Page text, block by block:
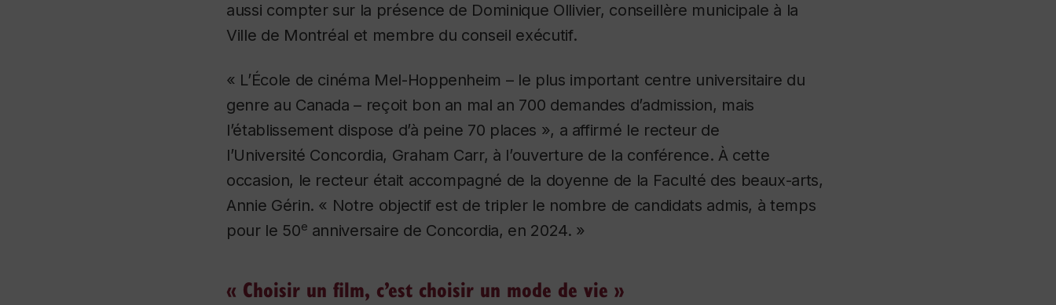
aussi compter sur la présence de Dominique Ollivier, conseillère municipale à la
Ville de Montréal et membre du conseil exécutif.
« L’École de cinéma Mel-Hoppenheim – le plus important centre universitaire du
genre au Canada – reçoit bon an mal an 700 demandes d’admission, mais
l’établissement dispose d’à peine 70 places », a affirmé le recteur de
l’Université Concordia, Graham Carr, à l’ouverture de la conférence. À cette
occasion, le recteur était accompagné de la doyenne de la Faculté des beaux-arts,
Annie Gérin. « Notre objectif est de tripler le nombre de candidats admis, à temps
pour le 50e anniversaire de Concordia, en 2024. »
« Choisir un film, c’est choisir un mode de vie »